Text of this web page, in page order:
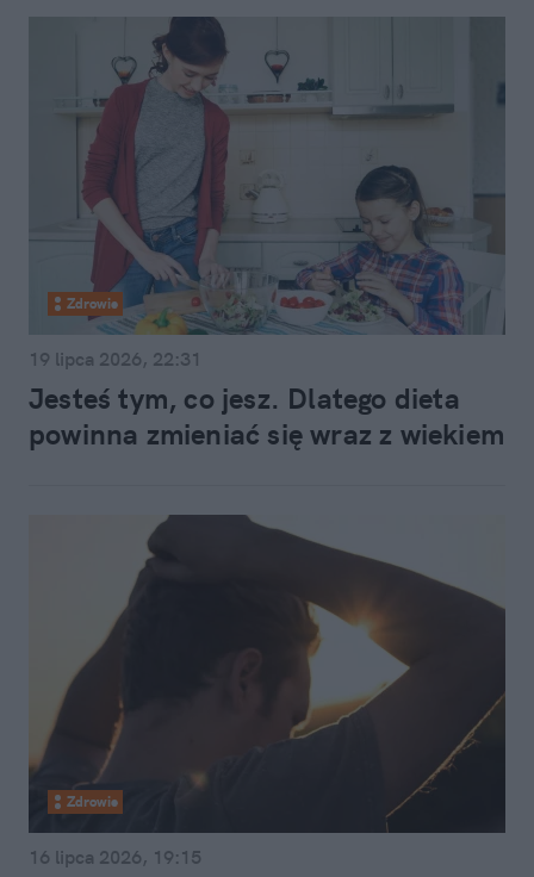
Zdrowie
19 lipca 2026, 22:31
Jesteś tym, co jesz. Dlatego dieta
powinna zmieniać się wraz z wiekiem
Zdrowie
16 lipca 2026, 19:15